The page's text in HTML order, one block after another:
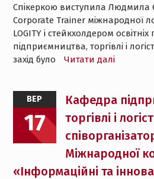
Спікеркою виступила Людмила
Corporate Trainer міжнародної
LOGITY і стейкхолдером
підприємництва, торгівлі і
захід було
Читати далі
ВЕР
17
Кафедра
торгівлі і
Міжнародної
«Інформаційні та